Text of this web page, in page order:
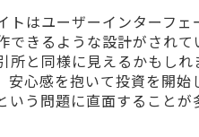
トはユーザーインターフ
できるような設計がされ
所と同様に見えるかもし
安心感を抱いて投資を開
いう問題に直面することが